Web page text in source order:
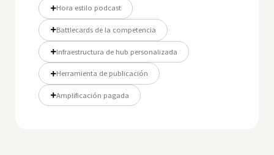
Hora estilo podcast
Battlecards de la competencia
Infraestructura de hub personalizada
Herramienta de publicación
Amplificación pagada